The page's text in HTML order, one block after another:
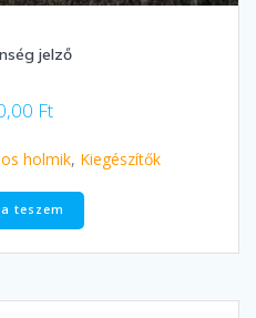
jelző
Ft
holmik, Kiegészítők
teszem